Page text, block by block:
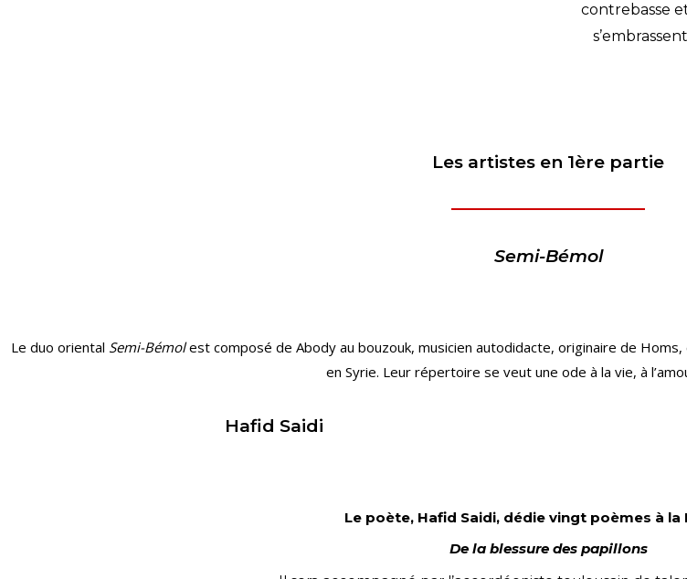
contrebasse
Les artistes en 1ère partie
Semi-Bémol
Le duo oriental Semi-Bémolest composé de Abody au bouzouk, musicien autodidacte, originaire de
en Syrie. Leur répertoire se veut une ode à la vie, à
Hafid Saidi
Lepoète, Hafid Saidi, dédie vingt poèmes à la
De la blessure des papillons